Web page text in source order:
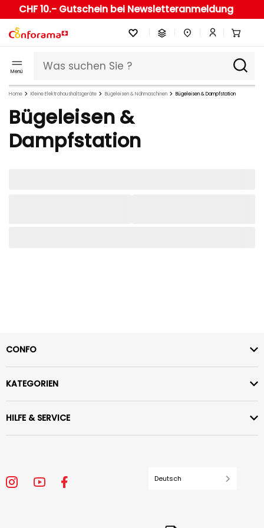
CHF 10.- Gutschein bei Newsletteranmeldung
Menü
Home Kleine Elektrohaushaltsgeräte Bügeleisen & Nähmaschinen Bügeleisen & Dampfstation
Bügeleisen &
Dampfstation
CONFO
KATEGORIEN
HILFE & SERVICE
Deutsch